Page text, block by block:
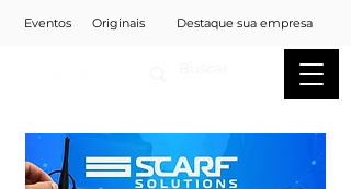
Eventos Originais Destaque sua empresa